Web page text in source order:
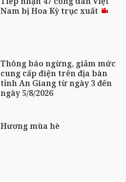
Nam bị Hoa Kỳ trục xuất
Thông báo ngừng, giảm mức
cung cấp điện trên địa bàn
tỉnh An Giang từ ngày 3 đến
ngày 5/8/2026
Hương mùa hè